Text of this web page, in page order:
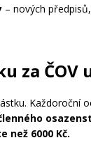
– nových
za ČOV
Každoroční
než 6000 Kč.